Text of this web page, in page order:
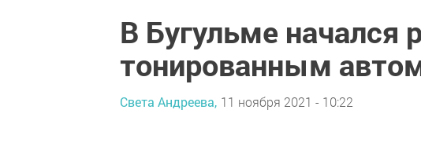
В Бугульме начался
тонированным
Света Андреева, 11 ноября 2021 - 10:22